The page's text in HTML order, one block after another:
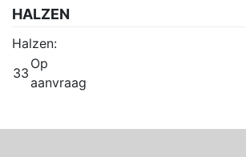
HALZEN
Halzen:
33
Op
aanvraag